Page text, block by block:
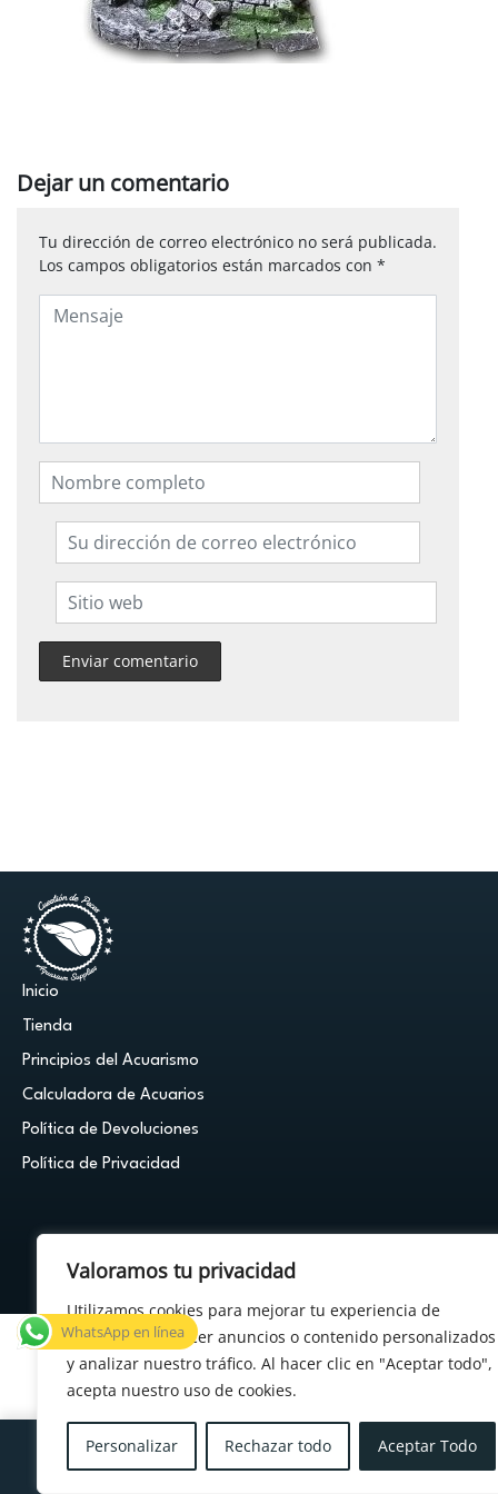
Valoramos tu privacidad
Utilizamos cookies para mejorar tu experiencia de
navegación, ofrecer anuncios o contenido personalizados
y analizar nuestro tráfico. Al hacer clic en "Aceptar todo",
acepta nuestro uso de cookies.
Personalizar Rechazar todo Aceptar Todo
Dejar un comentario
Tu dirección de correo electrónico no será publicada.
Los campos obligatorios están marcados con *
Inicio
Tienda
Principios del Acuarismo
Calculadora de Acuarios
Política de Devoluciones
Política de Privacidad
¿Tenés alguna duda?
Menu Cuenta Carrito Deseos
WhatsApp en línea